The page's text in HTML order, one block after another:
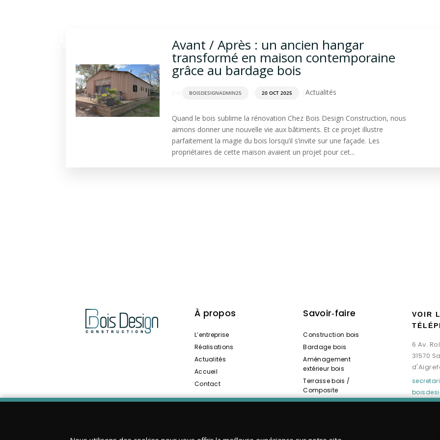
Avant / Après : un ancien hangar
transformé en maison contemporaine
grâce au bardage bois
BOISDESIGNADMIN25 20 OCT 2025 Actualités
Quand le bois sublime la rénovation Chez Bois Design Construction, nous
aimons donner une nouvelle vie aux bâtiments. Et ce projet illustre
parfaitement la magie du bois lorsqu’il s’invite sur une façade. Les
propriétaires de cette maison avaient un projet pour cet...
À propos
L’entreprise
Réalisations
Actualités
Accueil
Contact
Savoir‑faire
Construction bois
Bardage bois
Aménagement
extérieur bois
Terrasse bois /
Composite
Spas / Saunas bois
VOIR
6 Av.
31570